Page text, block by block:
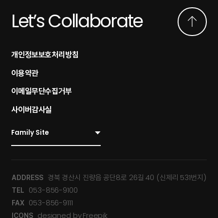
Let’s Collaborate
개인정보보호처리방침
이용약관
이메일무단수집거부
사이버감사실
ADDRESS 경북 경산시 진량읍 공단8로 26길 40 (신제리 531번지)
TEL 053-856-9100
FAX 053-856-9111
ICONS designed byFreepik